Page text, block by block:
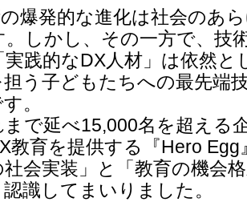
爆発的な進化は社会のあ
しかし、その一方で、技
践的なDX人材」は依然と
う子どもたちへの最先端
。
で延べ15,000名を超える
教育を提供する『Hero
会実装」と「教育の機会
識してまいりました。